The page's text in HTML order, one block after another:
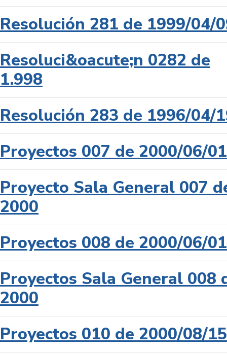
Resolución 281 de 1999/04/
Resoluci&oacute;n 0282 de
1.998
Resolución 283 de 1996/04/
Proyectos 007 de 2000/06/01
Proyecto Sala General 007
2000
Proyectos 008 de 2000/06/01
Proyectos Sala General 008
2000
Proyectos 010 de 2000/08/15